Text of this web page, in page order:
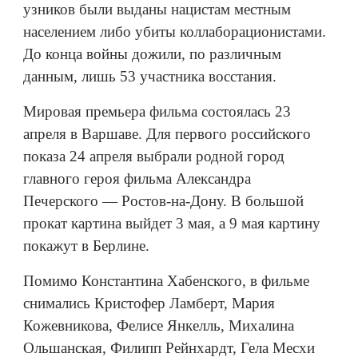
узников были выданы нацистам местным
населением либо убиты коллаборационистами.
До конца войны дожили, по различным
данным, лишь 53 участника восстания.
Мировая премьера фильма состоялась 23
апреля в Варшаве. Для первого российского
показа 24 апреля выбрали родной город
главного героя фильма Александра
Печерского — Ростов-на-Дону. В большой
прокат картина выйдет 3 мая, а 9 мая картину
покажут в Берлине.
Помимо Константина Хабенского, в фильме
снимались Кристофер Ламберт, Мария
Кожевникова, Фелисе Янкелль, Михалина
Ольшанская, Филипп Рейнхардт, Гела Месхи